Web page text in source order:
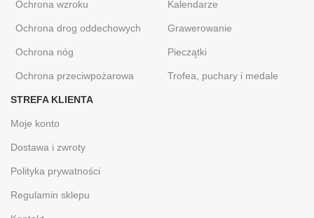
Ochrona wzroku
Ochrona drog oddechowych
Ochrona nóg
Ochrona przeciwpożarowa
Kalendarze
Grawerowanie
Pieczątki
Trofea, puchary i medale
STREFA KLIENTA
Moje konto
Dostawa i zwroty
Polityka prywatności
Regulamin sklepu